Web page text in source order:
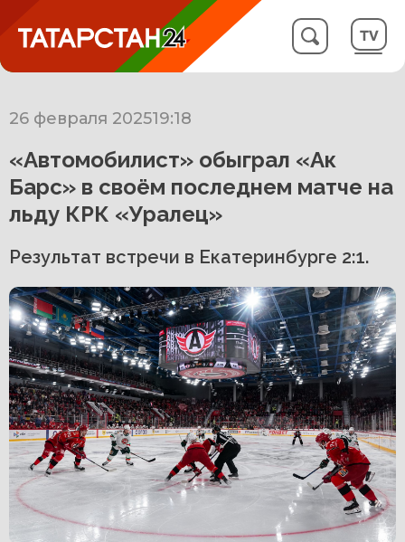
26 февраля 202519:18
«Автомобилист» обыграл «Ак
Барс» в своём последнем матче на
льду КРК «Уралец»
Результат встречи в Екатеринбурге 2:1.